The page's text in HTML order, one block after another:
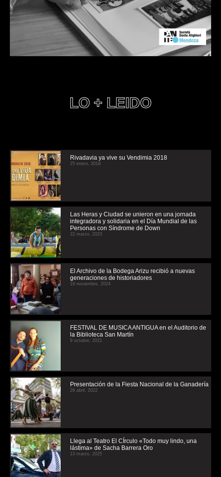
LO + LEIDO
Rivadavia ya vive su Vendimia 2018
25 enero, 2018
Las Heras y Ciudad se unieron en una jornada
integradora y solidaria en el Día Mundial de las
Personas con Síndrome de Down
22 marzo, 2023
El Archivo de la Bodega Arizu recibió a nuevas
generaciones de historiadores
19 noviembre, 2024
FESTIVAL DE MUSICA ANTIGUA en el Auditorio de
la Biblioteca San Martín
9 octubre, 2021
Presentación de la Fiesta Nacional de la Ganadería
26 abril, 2022
Llega al Teatro El CÍrculo «Todo muy lindo, una
lástima» de Sacha Barrera Oro
13 marzo, 2025